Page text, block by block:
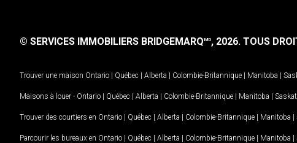
© SERVICES IMMOBILIERS BRIDGEMARQMD, 2026. TOUS
Trouver une maison Ontario | Québec | Alberta | Colombie-Britannique | Manitoba |
Maisons à louer - Ontario | Québec | Alberta | Colombie-Britannique | Manitoba |
Trouver des courtiers en Ontario | Québec | Alberta | Colombie-Britannique | Manitoba |
Parcourir les bureaux en Ontario | Québec | Alberta | Colombie-Britannique | Manitoba |